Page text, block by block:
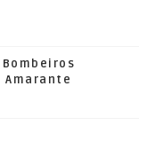
Amarante